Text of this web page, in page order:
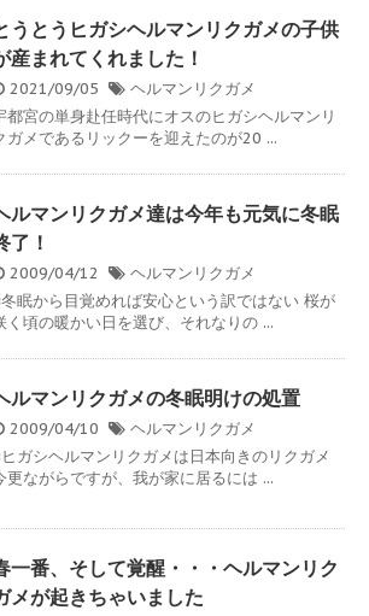
うとうヒガシヘルマンリクガメの子供
産まれてくれました！
2021/09/05
ヘルマンリクガメ
都宮の単身赴任時代にオスのヒガシヘルマンリ
ガメであるリックーを迎えたのが20 ...
ルマンリクガメ達は今年も元気に冬眠
了！
2009/04/12
ヘルマンリクガメ
眠から目覚めれば安心という訳ではない 桜が
く頃の暖かい日を選び、それなりの ...
ルマンリクガメの冬眠明けの処置
2009/04/10
ヘルマンリクガメ
ガシヘルマンリクガメは日本向きのリクガメ
更ながらですが、我が家に居るには ...
一番、そして覚醒・・・ヘルマンリク
メが起きちゃいました